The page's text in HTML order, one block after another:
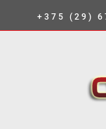
+375 (29)